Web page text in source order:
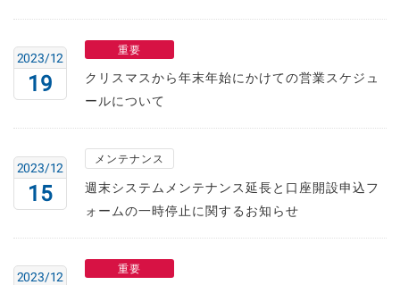
19
2023/12
重要
クリスマスから年末年始にかけての営業スケジュ
ールについて
15
2023/12
メンテナンス
週末システムメンテナンス延長と口座開設申込フ
ォームの一時停止に関するお知らせ
2023/12
重要